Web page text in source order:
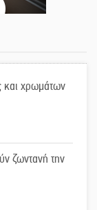
και χρωμάτων
ζωντανή την